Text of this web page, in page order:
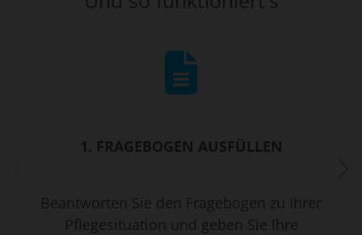
1. FRAGEBOGEN AUSFÜLLEN
Beantworten Sie den Fragebogen zu Ihrer
Pflegesituation und geben Sie Ihre